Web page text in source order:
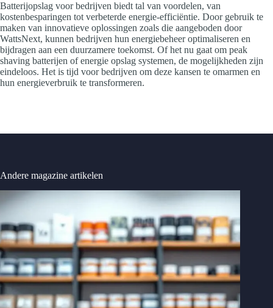
Batterijopslag voor bedrijven biedt tal van voordelen, van
kostenbesparingen tot verbeterde energie-efficiëntie. Door gebruik te
maken van innovatieve oplossingen zoals die aangeboden door
WattsNext, kunnen bedrijven hun energiebeheer optimaliseren en
bijdragen aan een duurzamere toekomst. Of het nu gaat om peak
shaving batterijen of energie opslag systemen, de mogelijkheden zijn
eindeloos. Het is tijd voor bedrijven om deze kansen te omarmen en
hun energieverbruik te transformeren.
Andere magazine artikelen